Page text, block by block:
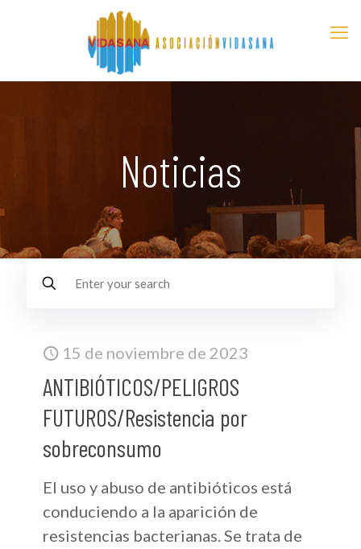
Noticias
15 de noviembre de 2023
ANTIBIÓTICOS/PELIGROS
FUTUROS/Resistencia por
sobreconsumo
El uso y abuso de antibióticos está
conduciendo a la aparición de
resistencias bacterianas. Se trata de